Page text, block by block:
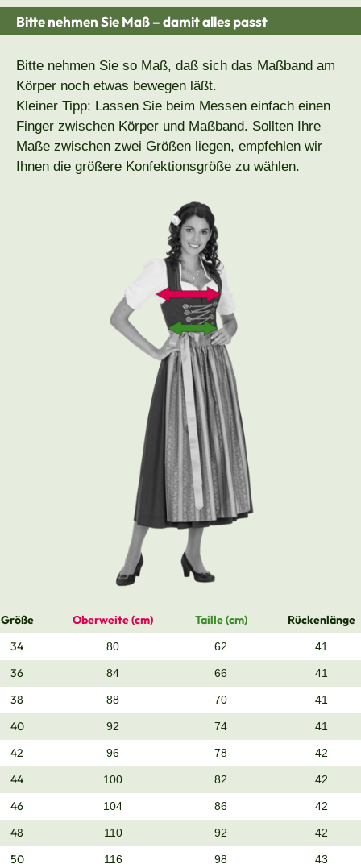
Bitte nehmen Sie Maß – damit alles passt
Bitte nehmen Sie so Maß, daß sich das Maßband am
Körper noch etwas bewegen läßt.
Kleiner Tipp: Lassen Sie beim Messen einfach einen
Finger zwischen Körper und Maßband. Sollten Ihre
Maße zwischen zwei Größen liegen, empfehlen wir
Ihnen die größere Konfektionsgröße zu wählen.
Größe Oberweite (cm) Taille (cm)
Rückenlänge
34
80 62 41
36 84 66 41
38 88 70 41
40 92 74 41
42 96 78 42
44 100 82 42
46 104 86 42
48 110 92 42
50 116 98 43